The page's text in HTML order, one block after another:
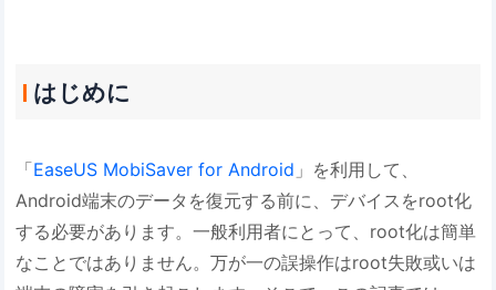
はじめに
「EaseUS MobiSaver for Android 」を利用して、
Android端末のデータを復元する前に、デバイスをroot化
する必要があります。一般利用者にとって、root化は簡単
なことではありません。万が一の誤操作はroot失敗或いは